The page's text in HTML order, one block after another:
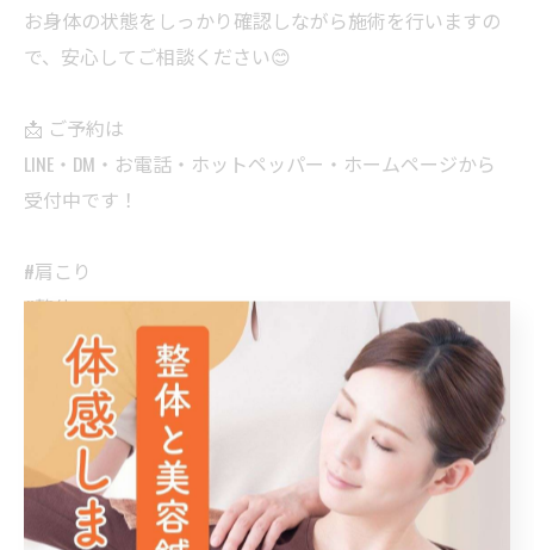
お身体の状態をしっかり確認しながら施術を行いますの
で、安心してご相談ください😊
📩 ご予約は
LINE・DM・お電話・ホットペッパー・ホームページから
受付中です！
#肩こり
#整体
#鍼治療
#南福岡
#春日市
博多区で身体を整える整体を提供